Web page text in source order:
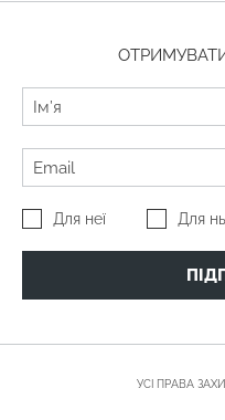
Для неї Для
УСІ ПРАВА